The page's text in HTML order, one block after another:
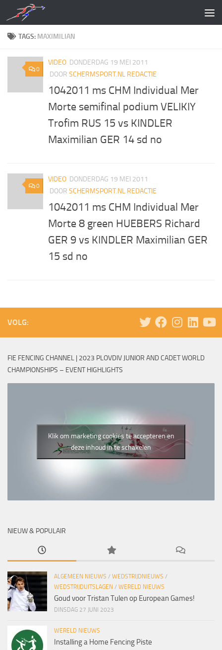
Doorgaan naar inhoud
TAGS: MAXIMILIAN
0
VIDEO DONDERDAG 19 MEI 2011
DOOR SCHERMSPORT.NL REDACTIE
1042011 ms CHM Individual Mer
Morte semifinal podium VELIKIY
Trofim RUS 15 vs KINDLER
Maximilian GER 14 sd no
0
VIDEO DONDERDAG 19 MEI 2011
DOOR SCHERMSPORT.NL REDACTIE
1042011 ms CHM Individual Mer
Morte 8 green HUEBERS Richard
GER 9 vs KINDLER Maximilian GER
15 sd no
VOLG:
FIE FENCING CHANNEL | 2023 PLOVDIV JUNIOR AND CADET WORLD
CHAMPIONSHIPS – EVENT HIGHLIGHTS
Klik om marketing cookies te accepteren en
deze inhoud in te schakelen
NIEUW & POPULAIR
ALGEMEEN NIEUWS / WEDSTRIJDNIEUWS /
WEDSTRIJDUITSLAGEN / WERELD NIEUWS
Goud voor Tristan Tulen op European Games!
DINSDAG 27 JUNI 2023
WERELD NIEUWS
Installing a Home Fencing Piste